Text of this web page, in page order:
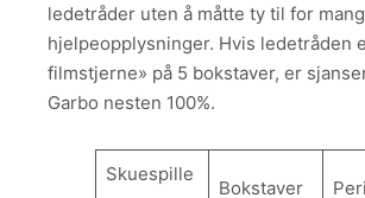
ledetråder uten å måtte ty til for
hjelpeopplysninger. Hvis ledetråden
filmstjerne» på 5 bokstaver, er
Garbo nesten 100%.
Skuespille
Bokstaver